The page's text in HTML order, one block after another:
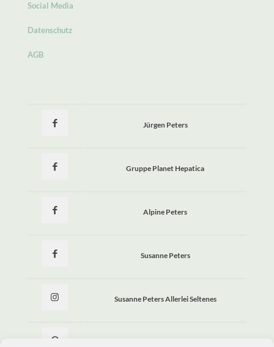
Social Media
Datenschutz
AGB
Jürgen Peters
Gruppe Planet Hepatica
Alpine Peters
Susanne Peters
Susanne Peters Allerlei Seltenes